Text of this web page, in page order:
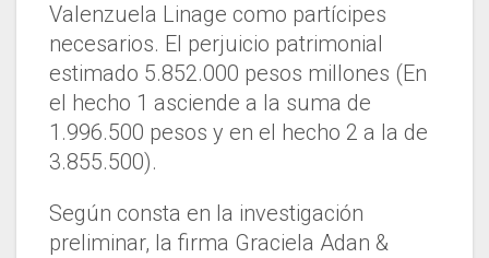
Valenzuela Linage como partícipes
necesarios. El perjuicio patrimonial
estimado 5.852.000 pesos millones (En
el hecho 1 asciende a la suma de
1.996.500 pesos y en el hecho 2 a la de
3.855.500).
Según consta en la investigación
preliminar, la firma Graciela Adan &